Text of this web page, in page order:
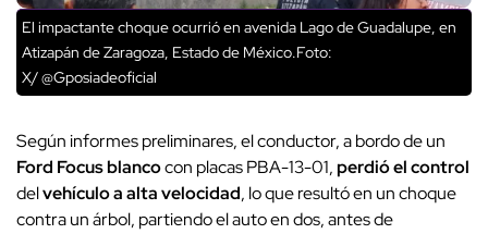
El impactante choque ocurrió en avenida Lago de Guadalupe, en
Atizapán de Zaragoza, Estado de México.Foto:
X/ @Gposiadeoficial
Según informes preliminares, el conductor, a bordo de un
Ford Focus blancocon placas PBA-13-01,perdió el control
delvehículo a alta velocidad, lo que resultó en un choque
contra un árbol, partiendo el auto en dos, antes de